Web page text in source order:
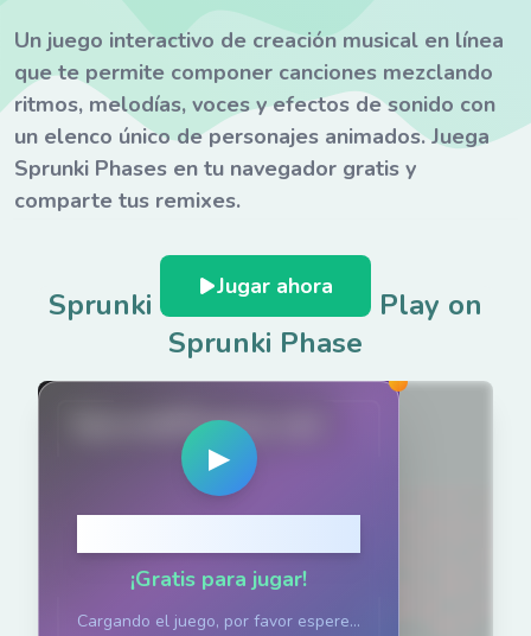
Un juego interactivo de creación musical en línea
que te permite componer canciones mezclando
ritmos, melodías, voces y efectos de sonido con
un elenco único de personajes animados. Juega
Sprunki Phases en tu navegador gratis y
comparte tus remixes.
Jugar ahora
Sprunki Retake Fase 4 - Play on
Sprunki Phase
SprunkiPhases.net
▶
¡Gratis para jugar!
Cargando el juego, por favor espere...